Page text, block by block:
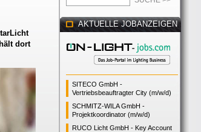
dort
AKTUELLE JOBANZEIGEN
SITECO GmbH -
Vertriebsbeauftragter City (m/w/d)
SCHMITZ-WILA GmbH -
Projektkoordinator (m/w/d)
RUCO Licht GmbH - Key Account